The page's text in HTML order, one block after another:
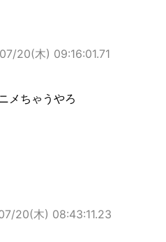
20(木) 09:16:01.71
メちゃうやろ
20(木) 08:43:11.23